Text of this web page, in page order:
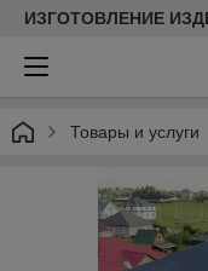
ИЗГОТОВЛЕНИЕ
Товары и услуги